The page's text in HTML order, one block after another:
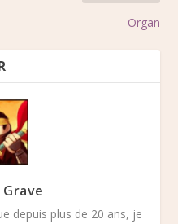
Organ
depuis plus de 20 ans, je